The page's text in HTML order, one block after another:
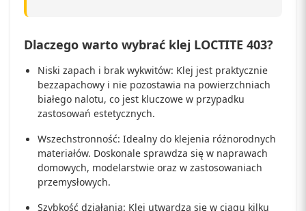
Dlaczego warto wybrać klej LOCTITE 403?
Niski zapach i brak wykwitów: Klej jest praktycznie
bezzapachowy i nie pozostawia na powierzchniach
białego nalotu, co jest kluczowe w przypadku
zastosowań estetycznych.
Wszechstronność: Idealny do klejenia różnorodnych
materiałów. Doskonale sprawdza się w naprawach
domowych, modelarstwie oraz w zastosowaniach
przemysłowych.
Szybkość działania: Klej utwardza się w ciągu kilku